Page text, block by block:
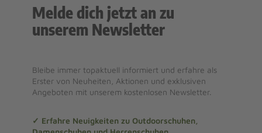
Melde dich jetzt an zu
unserem Newsletter
Bleibe immer topaktuell informiert und erfahre als
Erster von Neuheiten, Aktionen und exklusiven
Angeboten mit unserem kostenlosen Newsletter.
✓ Erfahre Neuigkeiten zu Outdoorschuhen,